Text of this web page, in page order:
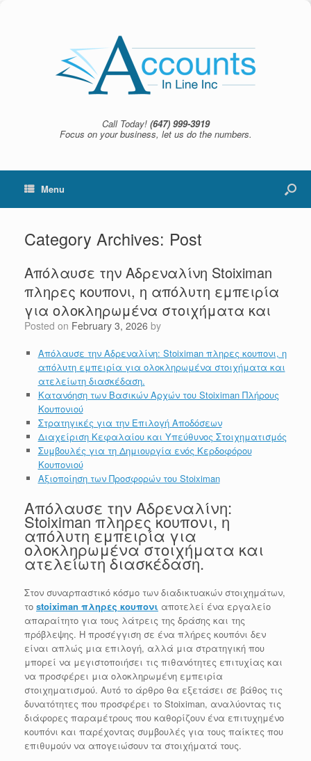
Call Today! (647) 999-3919
Focus on your business, let us do the numbers.
Menu
Category Archives: Post
Απόλαυσε την Αδρεναλίνη Stoiximan
πληρες κουπονι, η απόλυτη εμπειρία
για ολοκληρωμένα στοιχήματα και
Posted on February 3, 2026 by
Απόλαυσε την Αδρεναλίνη: Stoiximan πληρες κουπονι, η
απόλυτη εμπειρία για ολοκληρωμένα στοιχήματα και
ατελείωτη διασκέδαση.
Κατανόηση των Βασικών Αρχών του Stoiximan Πλήρους
Κουπονιού
Στρατηγικές για την Επιλογή Αποδόσεων
Διαχείριση Κεφαλαίου και Υπεύθυνος Στοιχηματισμός
Συμβουλές για τη Δημιουργία ενός Κερδοφόρου
Κουπονιού
Αξιοποίηση των Προσφορών του Stoiximan
Απόλαυσε την Αδρεναλίνη:
Stoiximan πληρες κουπονι, η
απόλυτη εμπειρία για
ολοκληρωμένα στοιχήματα και
ατελείωτη διασκέδαση.
Στον συναρπαστικό κόσμο των διαδικτυακών στοιχημάτων,
το stoiximan πληρες κουπονι αποτελεί ένα εργαλείο
απαραίτητο για τους λάτρεις της δράσης και της
πρόβλεψης. Η προσέγγιση σε ένα πλήρες κουπόνι δεν
είναι απλώς μια επιλογή, αλλά μια στρατηγική που
μπορεί να μεγιστοποιήσει τις πιθανότητες επιτυχίας και
να προσφέρει μια ολοκληρωμένη εμπειρία
στοιχηματισμού. Αυτό το άρθρο θα εξετάσει σε βάθος τις
δυνατότητες που προσφέρει το Stoiximan, αναλύοντας τις
διάφορες παραμέτρους που καθορίζουν ένα επιτυχημένο
κουπόνι και παρέχοντας συμβουλές για τους παίκτες που
επιθυμούν να απογειώσουν τα στοιχήματά τους.